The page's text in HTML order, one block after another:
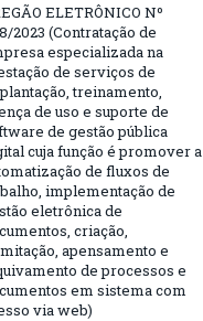
ELETRÔNICO Nº
2023 (Contratação de
especializada na
de serviços de
treinamento,
de uso e suporte de
de gestão pública
cuja função é promover a
de fluxos de
implementação de
eletrônica de
criação,
apensamento e
de processos e
em sistema com
via web)